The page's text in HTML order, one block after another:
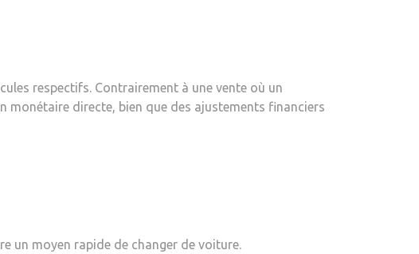
respectifs. Contrairement à une vente où un
monétaire directe, bien que des ajustements financiers
un moyen rapide de changer de voiture.